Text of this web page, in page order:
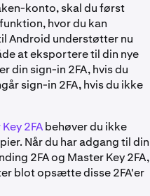
konto, skal du først
hvor du kan
Android understøtter nu
at eksportere til din nye
din sign-in 2FA, hvis du
sign-in 2FA, hvis du ikke
2FAbehøver du ikke
Når du har adgang til din
2FA og Master Key 2FA,
blot opsætte disse 2FA'er